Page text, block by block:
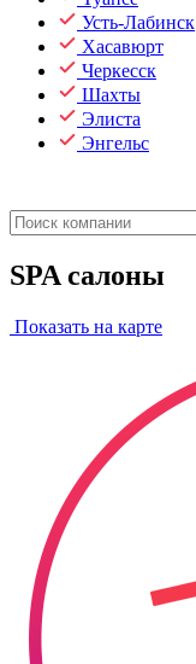
Усть-Лабинск
Хасавюрт
Черкесск
Шахты
Элиста
Энгельс
SPA салоны
Показать на карте